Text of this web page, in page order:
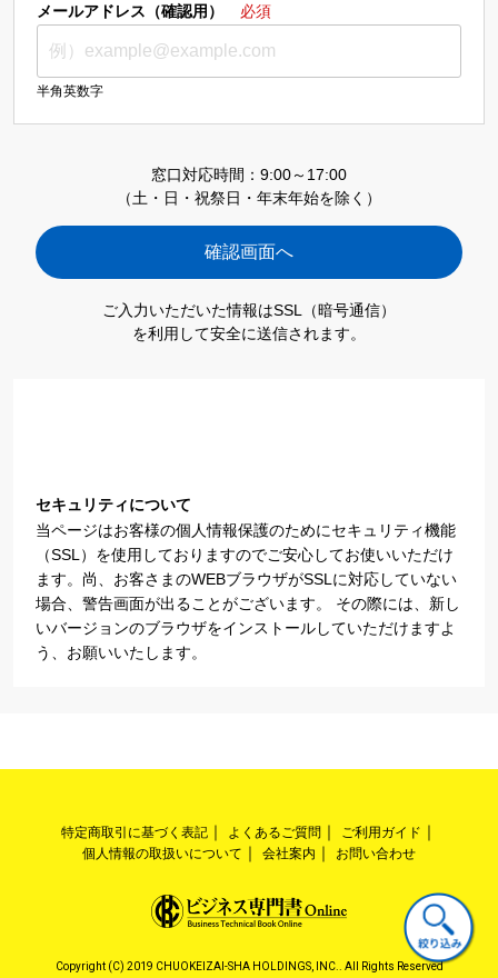
メールアドレス（確認用） 必須
半角英数字
窓口対応時間：9:00～17:00
（土・日・祝祭日・年末年始を除く）
ご入力いただいた情報はSSL（暗号通信）
を利用して安全に送信されます。
セキュリティについて
当ページはお客様の個人情報保護のためにセキュリティ機能
（SSL）を使用しておりますのでご安心してお使いいただけ
ます。尚、お客さまのWEBブラウザがSSLに対応していない
場合、警告画面が出ることがございます。 その際には、新し
いバージョンのブラウザをインストールしていただけますよ
う、お願いいたします。
特定商取引に基づく表記 よくあるご質問
ご利用ガイド
個人情報の取扱いについて
会社案内 お問い合わせ
Copyright (C) 2019 CHUOKEIZAI-SHA HOLDINGS, INC.. All Rights Reserved